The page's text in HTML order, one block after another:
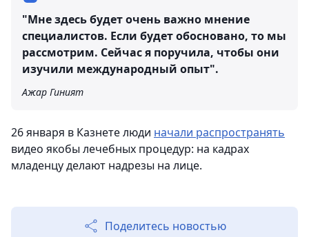
"Мне здесь будет очень важно мнение
специалистов. Если будет обосновано, то мы
рассмотрим. Сейчас я поручила, чтобы они
изучили международный опыт".
Ажар Гиният
26 января в Казнете люди начали распространять
видео якобы лечебных процедур: на кадрах
младенцу делают надрезы на лице.
Поделитесь новостью